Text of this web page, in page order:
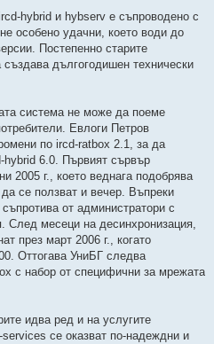
hybrid и hybserv е съпроводено с
особено удачни, което води до
Постепенно старите
създава дългогодишен технически
система не може да поеме
Евлоги Петров
по ircd-ratbox 2.1, за да
hybrid 6.0. Първият сървър
2005 г., което веднага подобрява
се ползват и вечер. Въпреки
от администратори с
След месеци на десинхронизация,
през март 2006 г., когато
Оттогава УниБГ следва
с набор от специфични за мрежата
идва ред и на услугите
се оказват по-надеждни и